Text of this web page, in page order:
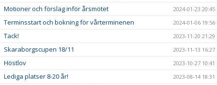
Motioner och förslag inför årsmötet 2024-01-23 20:45
Terminsstart och bokning för vårterminenen 2024-01-06 19:56
Tack! 2023-11-20 21:29
Skaraborgscupen 18/11 2023-11-13 16:27
Höstlov 2023-10-27 10:41
Lediga platser 8-20 år! 2023-08-14 18:31